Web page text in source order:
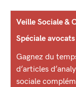
Veille Sociale &
Spéciale
Gagnez du
d’articles
sociale